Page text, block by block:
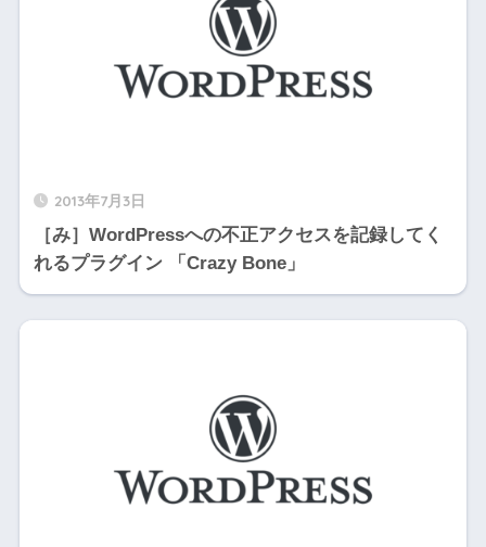
2013年7月3日
［み］WordPressへの不正アクセスを記録してく
れるプラグイン 「Crazy Bone」